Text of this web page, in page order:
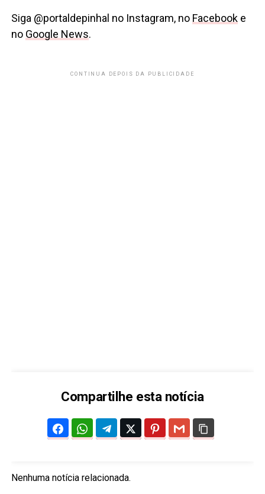
Siga @portaldepinhal no Instagram, no Facebooke
no Google News.
CONTINUA DEPOIS DA PUBLICIDADE
Compartilhe esta notícia
Nenhuma notícia relacionada.